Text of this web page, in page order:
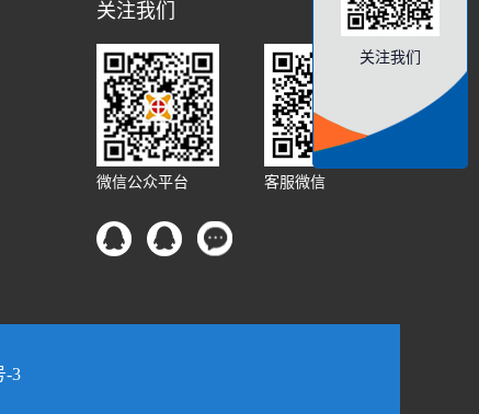
关注我们
微信公众平台 客服微信
-3
关注我们